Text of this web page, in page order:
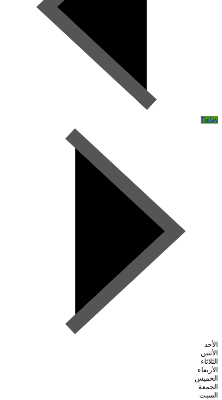
Today
الأحد
الأثنين
الثلاثاء
الأربعاء
الخميس
الجمعة
السبت